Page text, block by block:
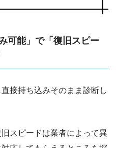
可能」で「復旧スピー
接持ち込みそのまま診断し
スピードは業者によって異